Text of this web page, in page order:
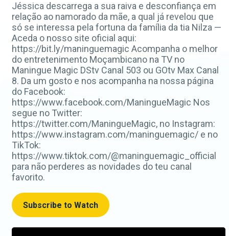
Jéssica descarrega a sua raiva e desconfiança em
relação ao namorado da mãe, a qual já revelou que
só se interessa pela fortuna da família da tia Nilza —
Aceda o nosso site oficial aqui:
https://bit.ly/maninguemagic Acompanha o melhor
do entretenimento Moçambicano na TV no
Maningue Magic DStv Canal 503 ou GOtv Max Canal
8. Da um gosto e nos acompanha na nossa página
do Facebook:
https://www.facebook.com/ManingueMagic Nos
segue no Twitter:
https://twitter.com/ManingueMagic, no Instagram:
https://www.instagram.com/maninguemagic/ e no
TikTok:
https://www.tiktok.com/@maninguemagic_official
para não perderes as novidades do teu canal
favorito.
Subscribe to Watch